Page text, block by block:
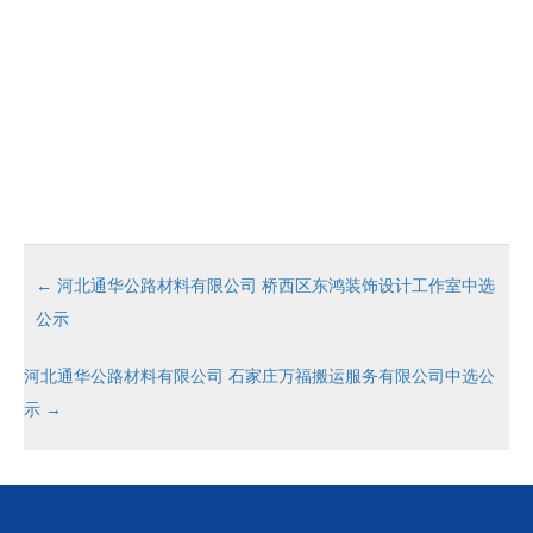
← 河北通华公路材料有限公司 桥西区东鸿装饰设计工作室中选
公示
河北通华公路材料有限公司 石家庄万福搬运服务有限公司中选公
示 →